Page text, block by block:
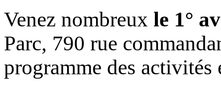
Venez nombreux le 1°
Parc, 790 rue
programme des